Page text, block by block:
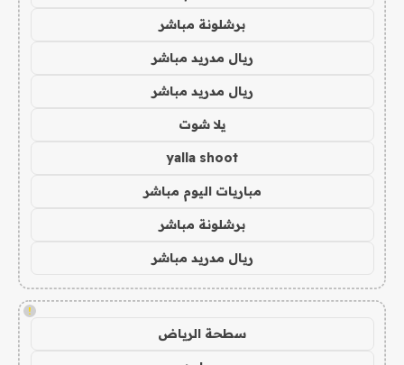
برشلونة مباشر
ريال مدريد مباشر
ريال مدريد مباشر
يلا شوت
yalla shoot
مباريات اليوم مباشر
برشلونة مباشر
ريال مدريد مباشر
!
سطحة الرياض